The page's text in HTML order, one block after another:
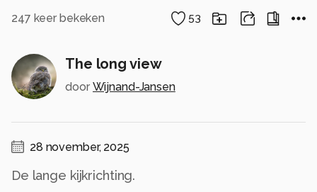
247 keer bekeken 53
The long view
door Wijnand-Jansen
28 november, 2025
De lange kijkrichting.